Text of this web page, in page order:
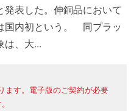
表した。伸銅品において
国内初という。 同プラッ
は、大...
ます。電子版のご契約が必要